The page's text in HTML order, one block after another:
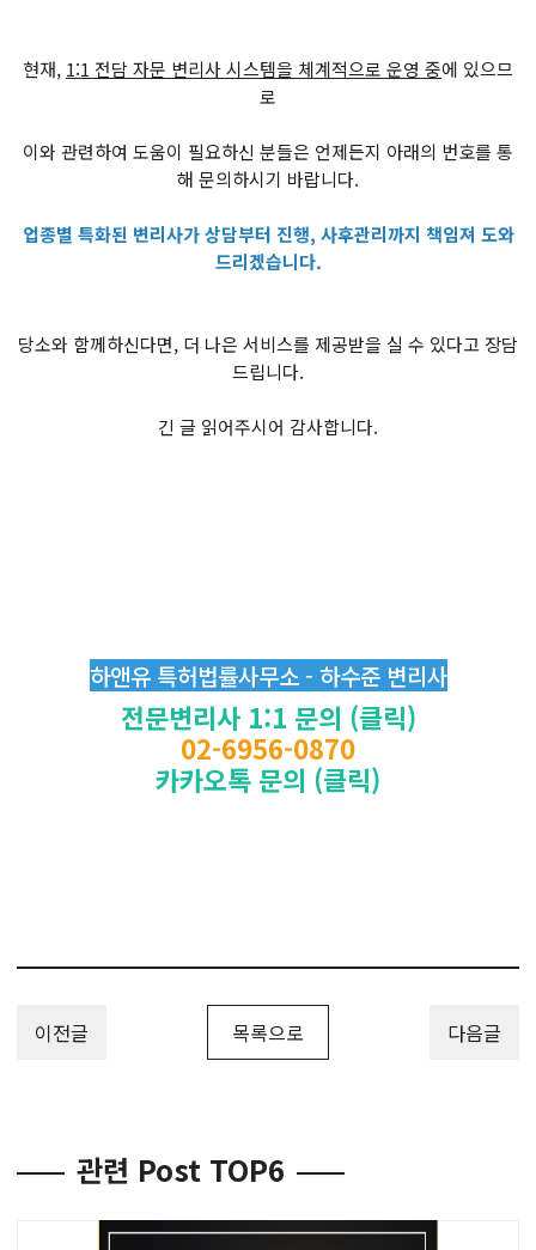
현재, 1:1 전담 자문 변리사 시스템을 체계적으로 운영 중에 있으므
로
이와 관련하여 도움이 필요하신 분들은 언제든지 아래의 번호를 통
해 문의하시기 바랍니다.
업종별 특화된 변리사가 상담부터 진행, 사후관리까지 책임져 도와
드리겠습니다.
당소와 함께하신다면, 더 나은 서비스를 제공받을 실 수 있다고 장담
드립니다.
긴 글 읽어주시어 감사합니다.
하앤유 특허법률사무소 - 하수준 변리사
전문변리사 1:1 문의 (클릭)
02-6956-0870
카카오톡 문의 (클릭)
이전글 목록으로 다음글
관련 Post TOP6